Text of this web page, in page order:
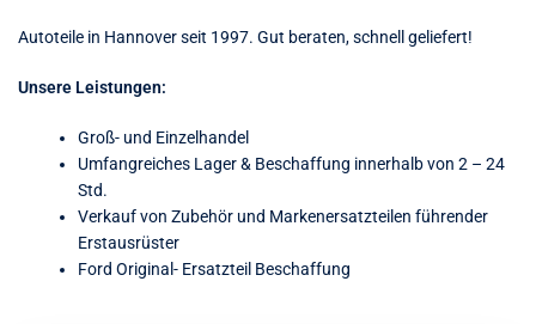
Autoteile in Hannover seit 1997. Gut beraten, schnell geliefert!
Unsere Leistungen:
Groß- und Einzelhandel
Umfangreiches Lager & Beschaffung innerhalb von 2 – 24
Std.
Verkauf von Zubehör und Markenersatzteilen führender
Erstausrüster
Ford Original- Ersatzteil Beschaffung